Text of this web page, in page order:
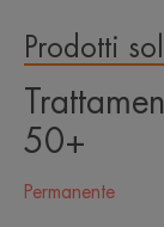
Prodotti
50+
Permanente